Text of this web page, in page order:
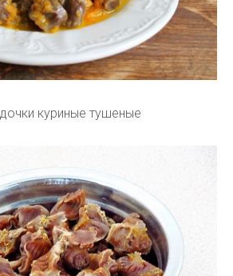
куриные тушеные